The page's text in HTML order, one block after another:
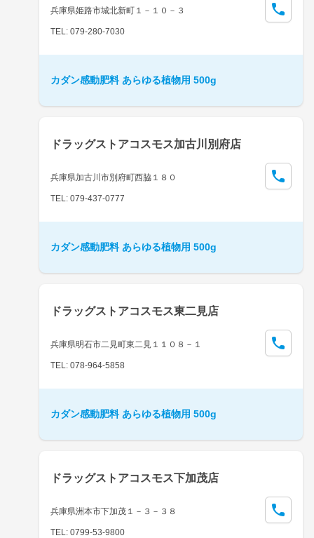
兵庫県姫路市城北新町１－１０－３
TEL: 079-280-7030
カダン感動肥料 あらゆる植物用 500g
ドラッグストアコスモス加古川別府店
兵庫県加古川市別府町西脇１８０
TEL: 079-437-0777
カダン感動肥料 あらゆる植物用 500g
ドラッグストアコスモス東二見店
兵庫県明石市二見町東二見１１０８－１
TEL: 078-964-5858
カダン感動肥料 あらゆる植物用 500g
ドラッグストアコスモス下加茂店
兵庫県洲本市下加茂１－３－３８
TEL: 0799-53-9800